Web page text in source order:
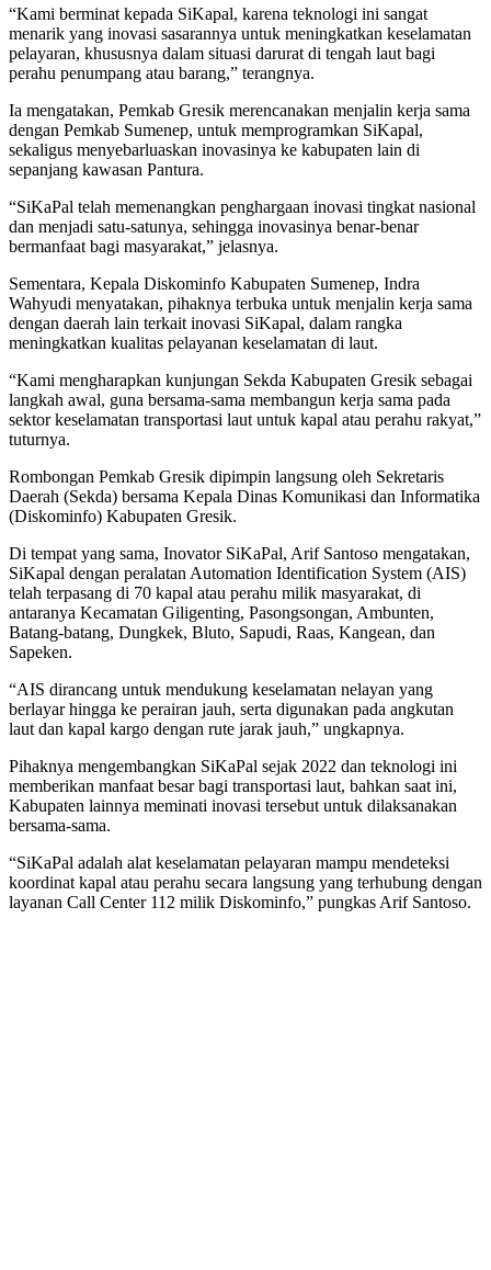
“Kami berminat kepada SiKapal, karena teknologi ini sangat
menarik yang inovasi sasarannya untuk meningkatkan keselamatan
pelayaran, khususnya dalam situasi darurat di tengah laut bagi
perahu penumpang atau barang,” terangnya.
Ia mengatakan, Pemkab Gresik merencanakan menjalin kerja sama
dengan Pemkab Sumenep, untuk memprogramkan SiKapal,
sekaligus menyebarluaskan inovasinya ke kabupaten lain di
sepanjang kawasan Pantura.
“SiKaPal telah memenangkan penghargaan inovasi tingkat nasional
dan menjadi satu-satunya, sehingga inovasinya benar-benar
bermanfaat bagi masyarakat,” jelasnya.
Sementara, Kepala Diskominfo Kabupaten Sumenep, Indra
Wahyudi menyatakan, pihaknya terbuka untuk menjalin kerja sama
dengan daerah lain terkait inovasi SiKapal, dalam rangka
meningkatkan kualitas pelayanan keselamatan di laut.
“Kami mengharapkan kunjungan Sekda Kabupaten Gresik sebagai
langkah awal, guna bersama-sama membangun kerja sama pada
sektor keselamatan transportasi laut untuk kapal atau perahu rakyat,”
tuturnya.
Rombongan Pemkab Gresik dipimpin langsung oleh Sekretaris
Daerah (Sekda) bersama Kepala Dinas Komunikasi dan Informatika
(Diskominfo) Kabupaten Gresik.
Di tempat yang sama, Inovator SiKaPal, Arif Santoso mengatakan,
SiKapal dengan peralatan Automation Identification System (AIS)
telah terpasang di 70 kapal atau perahu milik masyarakat, di
antaranya Kecamatan Giligenting, Pasongsongan, Ambunten,
Batang-batang, Dungkek, Bluto, Sapudi, Raas, Kangean, dan
Sapeken.
“AIS dirancang untuk mendukung keselamatan nelayan yang
berlayar hingga ke perairan jauh, serta digunakan pada angkutan
laut dan kapal kargo dengan rute jarak jauh,” ungkapnya.
Pihaknya mengembangkan SiKaPal sejak 2022 dan teknologi ini
memberikan manfaat besar bagi transportasi laut, bahkan saat ini,
Kabupaten lainnya meminati inovasi tersebut untuk dilaksanakan
bersama-sama.
“SiKaPal adalah alat keselamatan pelayaran mampu mendeteksi
koordinat kapal atau perahu secara langsung yang terhubung dengan
layanan Call Center 112 milik Diskominfo,” pungkas Arif Santoso.